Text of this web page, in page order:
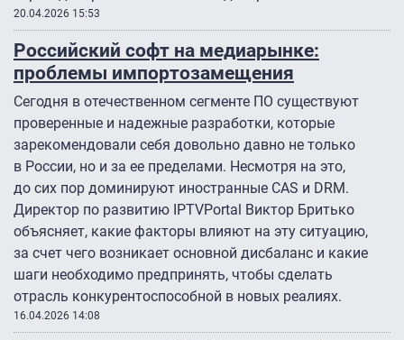
20.04.2026 15:53
Российский софт на медиарынке:
проблемы импортозамещения
Сегодня в отечественном сегменте ПО существуют
проверенные и надежные разработки, которые
зарекомендовали себя довольно давно не только
в России, но и за ее пределами. Несмотря на это,
до сих пор доминируют иностранные CAS и DRM.
Директор по развитию IPTVPortal Виктор Бритько
объясняет, какие факторы влияют на эту ситуацию,
за счет чего возникает основной дисбаланс и какие
шаги необходимо предпринять, чтобы сделать
отрасль конкурентоспособной в новых реалиях.
16.04.2026 14:08